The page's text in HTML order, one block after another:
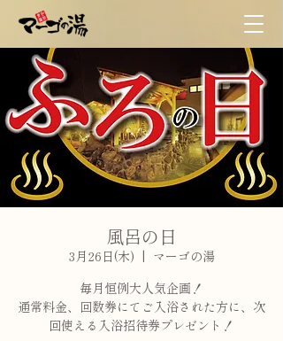
風呂の日
3月26日(木)
  |
マーゴの湯
毎月恒例大人気企画！
通常料金、回数券にてご入浴された方に、次